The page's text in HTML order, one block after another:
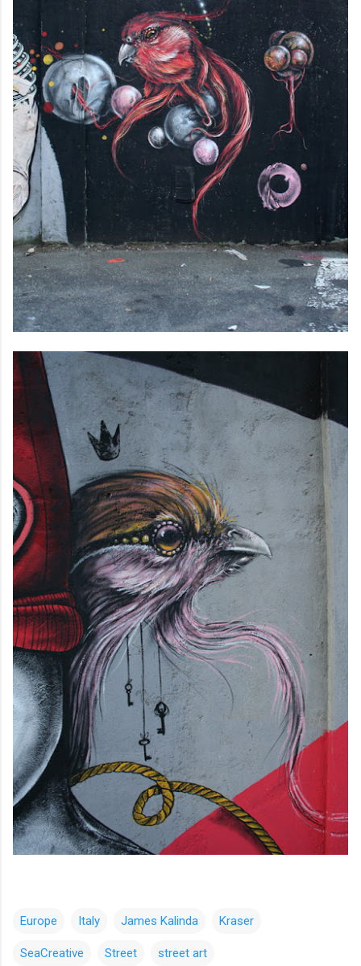
Europe Italy James Kalinda Kraser
SeaCreative Street street art